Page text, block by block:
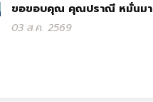
ขอขอบคุณ คุณปราณี หมั่นมา
03 ส.ค. 2569